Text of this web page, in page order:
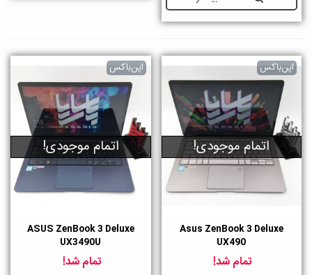
اپن‌باکس
اتمام موجودی!
Asus ZenBook 3 Deluxe
UX490
تمام شد!
اپن‌باکس
اتمام موجودی!
ASUS ZenBook 3 Deluxe
UX3490U
تمام شد!